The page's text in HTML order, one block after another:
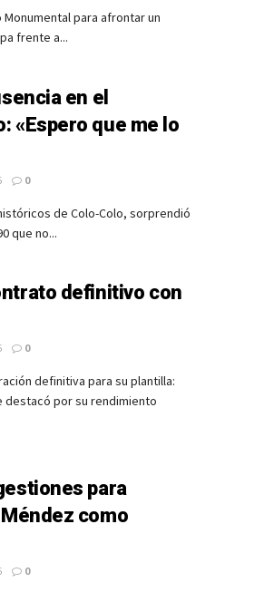
para afrontar un
frente a...
en el
«Espero que me lo
0
de Colo-Colo, sorprendió
que no...
definitivo con
0
definitiva para su plantilla:
destacó por su rendimiento
para
como
0